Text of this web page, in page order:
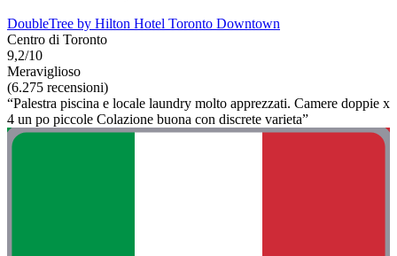
DoubleTree by Hilton Hotel Toronto Downtown
Centro di Toronto
9,2/10
Meraviglioso
(6.275 recensioni)
“Palestra piscina e locale laundry molto apprezzati. Camere doppie x
4 un po piccole Colazione buona con discrete varieta”